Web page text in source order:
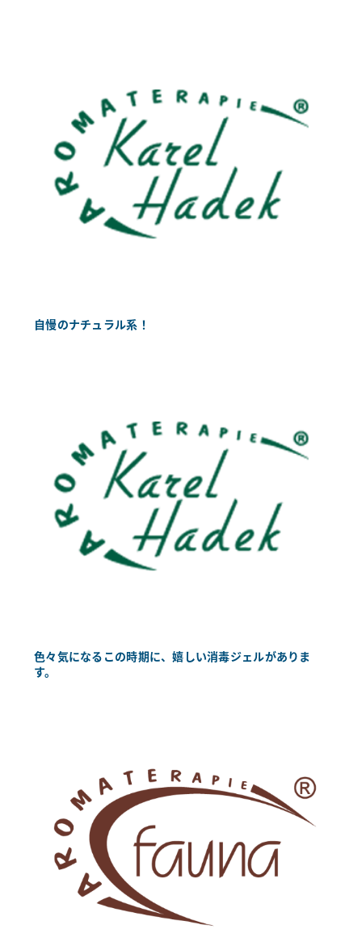
自慢のナチュラル系！
色々気になるこの時期に、嬉しい消毒ジェルがありま
す。